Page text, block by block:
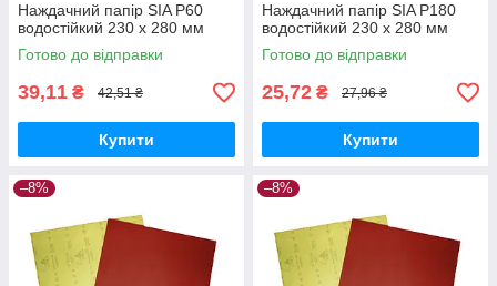
Наждачний папір SIA P60
водостійкий 230 х 280 мм
Готово до відправки
39,11 ₴ 42,51 ₴
Купити
Наждачний папір SIA P180
водостійкий 230 х 280 мм
Готово до відправки
25,72 ₴ 27,96 ₴
Купити
–8% –8%